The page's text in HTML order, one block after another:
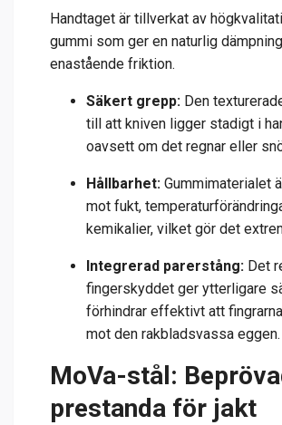
Handtaget är tillverkat av
gummi som ger en naturlig
enastående friktion.
Säkert grepp: Den
till att kniven ligger stadigt i
oavsett om det regnar eller
Hållbarhet: Gummimaterialet
mot fukt,
kemikalier, vilket gör det
Integrerad parerstång: Det
fingerskyddet ger ytterligare
förhindrar effektivt att
mot den rakbladsvassa eggen.
MoVa-stål:
prestanda för jakt